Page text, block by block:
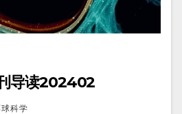
导读202402
科学